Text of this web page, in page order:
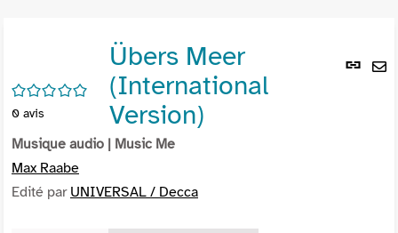
Lien
/5
0 avis
Übers Meer
(International
Version)
Musique audio | Music Me
Max Raabe
Edité par UNIVERSAL / Decca